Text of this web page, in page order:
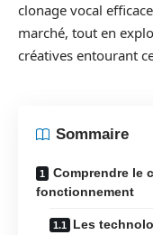
clonage vocal
marché, tout en
créatives entourant
Sommaire
Comprendre le
fonctionnement
Les